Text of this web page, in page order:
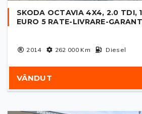
SKODA OCTAVIA 4X4, 2.0 TDI,
EURO 5 RATE-LIVRARE-
2014 262 000Km Diesel
VÂNDUT